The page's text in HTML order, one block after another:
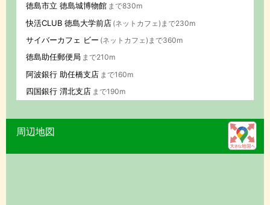
徳島市立 徳島城博物館 まで830m
快活CLUB 徳島大学前店 (ネットカフェ)まで230m
サイバーカフェ ビー (ネットカフェ)まで360m
徳島助任郵便局 まで210m
阿波銀行 助任橋支店 まで160m
四国銀行 渭北支店 まで190m
周辺地図